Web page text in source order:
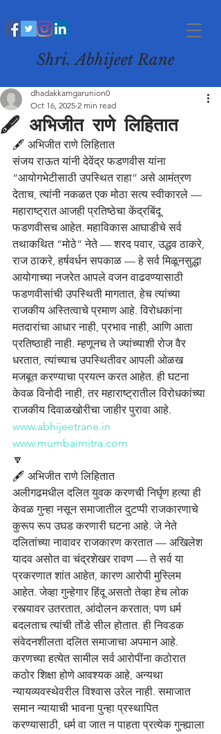
Shri. Abhijeet Rane
🖋️ अभिजीत राणे लिहितात
dhadakkamgarunion0
Oct 16, 2025 2 min read
🖋️ अभिजीत राणे लिहितात
संजय राऊत यांनी देवेंद्र फडणवीस यांना
“आयोगभेटीसाठी उपस्थित राहा” असे आमंत्रण
देताच, त्यांनी नकळत एक मोठा सत्य स्वीकारले —
महाराष्ट्रात आजही प्रतिष्ठेचा केंद्रबिंदू
फडणवीसच आहेत. महाविकास आघाडीचे सर्व
तथाकथित “मोठे” नेते — शरद पवार, उद्धव ठाकरे,
राज ठाकरे, हर्षवर्धन सपकाळ — हे सर्व मिळूनसुद्धा
आयोगाच्या नजरेत आपले वजन वाढवण्यासाठी
फडणवीसांची उपस्थिती मागतात, हेच त्यांच्या
राजकीय अस्तित्वाचे प्रमाण आहे. विरोधकांना
मतदारांचा आधार नाही, प्रभाव नाही, आणि आता
प्रतिष्ठाही नाही. म्हणूनच ते ज्यांच्याशी रोज वैर
धरतात, त्यांच्याच उपस्थितीवर आपली ओळख
मजबूत करण्याचा प्रयत्न करत आहेत. ही घटना
केवळ विनोदी नाही, तर महाराष्ट्रातील विरोधकांच्या
राजकीय दिवाळखोरीचा जाहीर पुरावा आहे.
www.abhijeetrane.in
www.mumbaimitra.com
🔽
🖋️ अभिजीत राणे लिहितात
अलीगढमधील दलित युवक करणची निर्घृण हत्या ही
केवळ गुन्हा नसून समाजातील दुटप्पी राजकारणाचे
कुरूप रूप उघड करणारी घटना आहे. जे नेते
दलितांच्या नावावर राजकारण करतात — अखिलेश
यादव असोत वा चंद्रशेखर रावण — ते सर्व या
प्रकरणात शांत आहेत, कारण आरोपी मुस्लिम
आहेत. जेव्हा गुन्हेगार हिंदू असतो तेव्हा हेच लोक
रस्त्यावर उतरतात, आंदोलन करतात; पण धर्म
बदलताच त्यांची तोंडे सील होतात. ही निवडक
संवेदनशीलता दलित समाजाचा अपमान आहे.
करणच्या हत्येत सामील सर्व आरोपींना कठोरात
कठोर शिक्षा होणे आवश्यक आहे, अन्यथा
न्यायव्यवस्थेवरील विश्वास उरेल नाही. समाजात
समान न्यायाची भावना पुन्हा प्रस्थापित
करण्यासाठी, धर्म वा जात न पाहता प्रत्येक गुन्ह्याला